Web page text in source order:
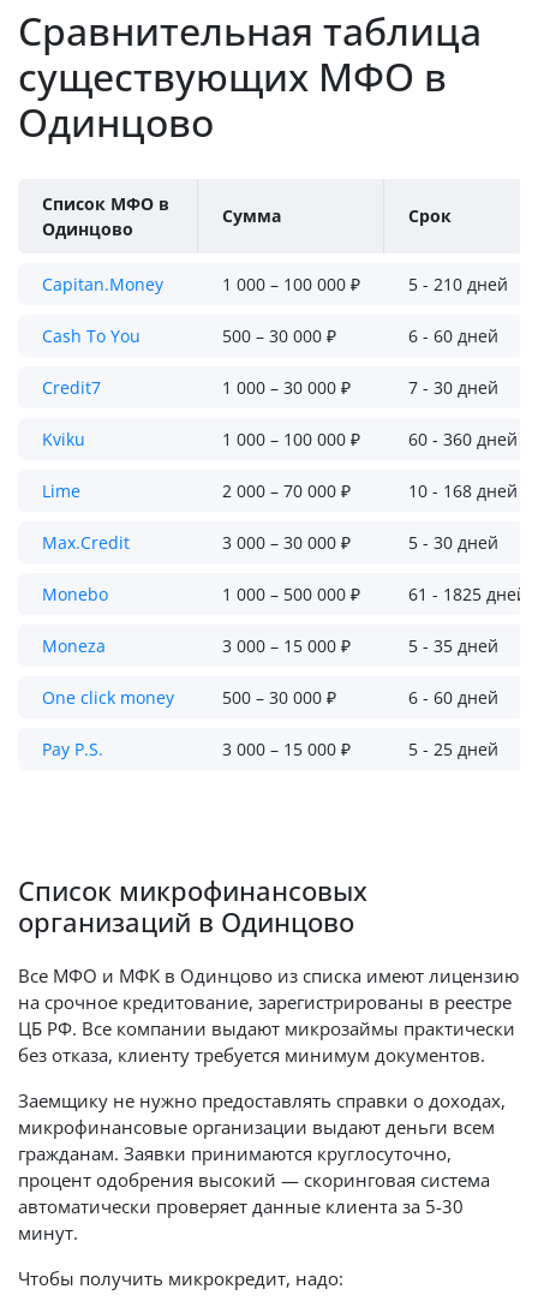
Сравнительная таблица
существующих МФО в
Одинцово
Список МФО в
Одинцово
Сумма Срок
Capitan.Money 1 000 – 100 000 ₽ 5 - 210 дней
Cash To You 500 – 30 000 ₽ 6 - 60 дней
Credit7 1 000 – 30 000 ₽ 7 - 30 дней
Kviku 1 000 – 100 000 ₽ 60 - 360 дней
Lime 2 000 – 70 000 ₽ 10 - 168 дней
Max.Credit 3 000 – 30 000 ₽ 5 - 30 дней
Monebo 1 000 – 500 000 ₽ 61 - 1825 дней
Moneza 3 000 – 15 000 ₽ 5 - 35 дней
One click money 500 – 30 000 ₽ 6 - 60 дней
Pay P.S. 3 000 – 15 000 ₽ 5 - 25 дней
Список микрофинансовых
организаций в Одинцово
Все МФО и МФК в Одинцово из списка имеют лицензию
на срочное кредитование, зарегистрированы в реестре
ЦБ РФ. Все компании выдают микрозаймы практически
без отказа, клиенту требуется минимум документов.
Заемщику не нужно предоставлять справки о доходах,
микрофинансовые организации выдают деньги всем
гражданам. Заявки принимаются круглосуточно,
процент одобрения высокий — скоринговая система
автоматически проверяет данные клиента за 5-30
минут.
Чтобы получить микрокредит, надо: